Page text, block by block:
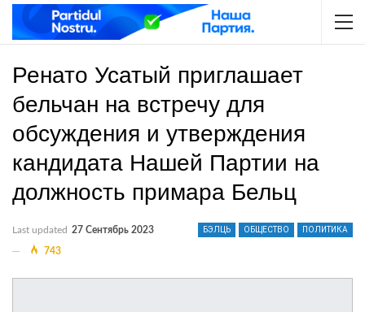
Ренато Усатый приглашает
бельчан на встречу для
обсуждения и утверждения
кандидата Нашей Партии на
должность примара Бельц
БЭЛЦЬ ОБЩЕСТВО ПОЛИТИКА
Last updated 27 Сентябрь 2023
743